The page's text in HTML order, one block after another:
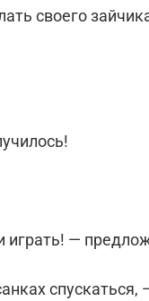
своего
—